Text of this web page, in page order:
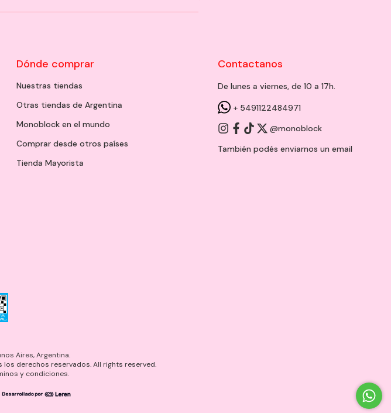
Dónde comprar
Nuestras tiendas
Otras tiendas de Argentina
Monoblock en el mundo
Comprar desde otros países
Tienda Mayorista
Contactanos
De lunes a viernes, de 10 a 17h.
+ 5491122484971
@monoblock
También podés enviarnos un email
Aires, Argentina.
derechos reservados. All rights reserved.
y condiciones.